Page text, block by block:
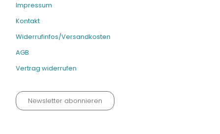
Impressum
Kontakt
Widerrufinfos/Versandkosten
AGB
Vertrag widerrufen
Newsletter abonnieren